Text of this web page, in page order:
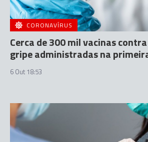
CORONAVÍRUS
Cerca de 300 mil vacinas
gripe administradas na
6 Out 18:53